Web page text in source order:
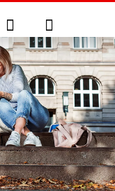
Suche Anmelden